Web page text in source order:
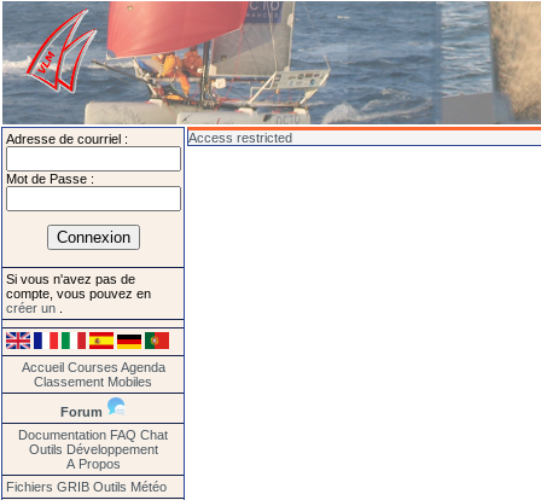
Adresse de courriel :
Mot de Passe :
Si vous n'avez pas de
compte, vous pouvez en
créer un
Accueil Courses Agenda
Classement Mobiles
Forum
Documentation FAQ Chat
Outils Développement
A Propos
Fichiers GRIB Outils Météo
Access restricted